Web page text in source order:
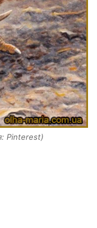
Pinterest)